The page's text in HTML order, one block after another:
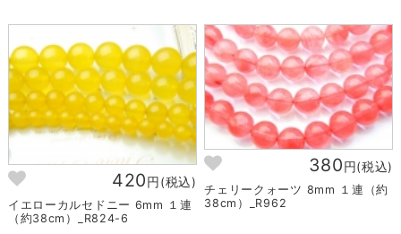
420円(税込)
イエローカルセドニー 6mm １連
（約38cm）_R824-6
380円(税込)
チェリークォーツ 8mm １連（約
38cm）_R962